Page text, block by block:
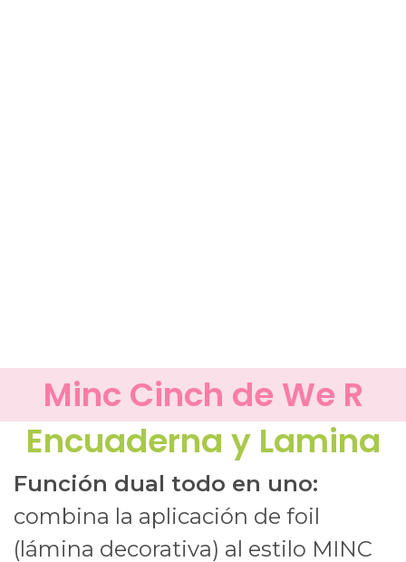
Minc Cinch de We R
Encuaderna y Lamina
Función dual todo en uno:
combina la aplicación de foil
(lámina decorativa) al estilo MINC